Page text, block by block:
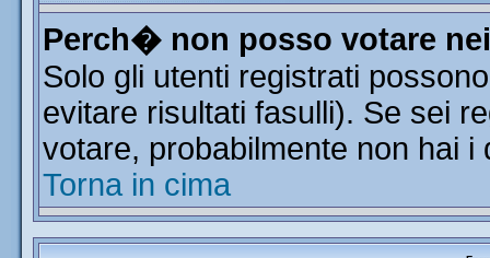
Perch� non posso votare
Solo gli utenti registrati
evitare risultati fasulli). Se sei
votare, probabilmente non hai
Torna in cima